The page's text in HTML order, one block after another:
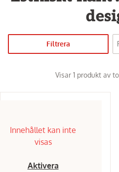
Filtrera
Visar 1 produkt av
Innehållet kan inte
visas
Aktivera